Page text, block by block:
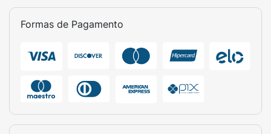
Formas de Pagamento